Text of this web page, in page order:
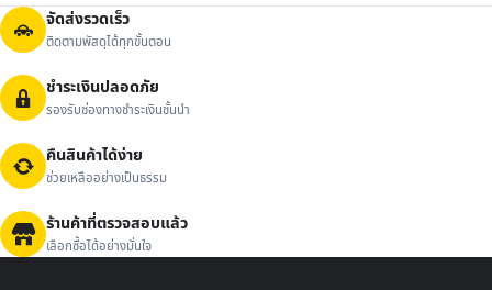
จัดส่งรวดเร็ว
ติดตามพัสดุได้ทุกขั้นตอน
ชำระเงินปลอดภัย
รองรับช่องทางชำระเงินชั้นนำ
คืนสินค้าได้ง่าย
ช่วยเหลืออย่างเป็นธรรม
ร้านค้าที่ตรวจสอบแล้ว
เลือกซื้อได้อย่างมั่นใจ